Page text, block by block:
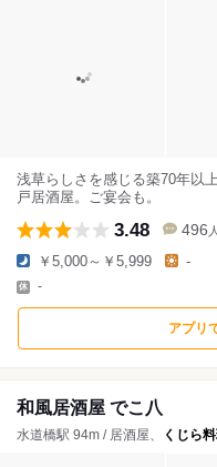
浅草らしさを感じる築70年以
戸居酒屋。ご宴会も。
3.48 496 人
￥5,000～￥5,999 -
-
アプリ
和風居酒屋 でこ八
水道橋駅 94m / 居酒屋、 くじら